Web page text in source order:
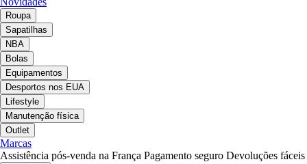
Roupa
Sapatilhas
NBA
Bolas
Equipamentos
Desportos nos EUA
Lifestyle
Manutenção física
Outlet
Marcas
Assistência pós-venda na França Pagamento seguro Devoluções fáceis